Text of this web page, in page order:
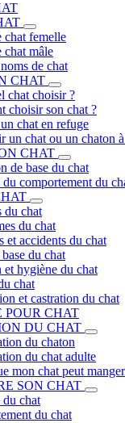
chat femelle
chat mâle
de chat
CHAT
chat choisir ?
choisir son chat ?
chat en refuge
un chat ou un chaton
CHAT
de base du chat
comportement du
du chat
du chat
et accidents du chat
du chat
et hygiène du chat
chat
et castration du chat
POUR CHAT
DU CHAT
du chaton
du chat adulte
mon chat peut
SON CHAT
du chat
du chat